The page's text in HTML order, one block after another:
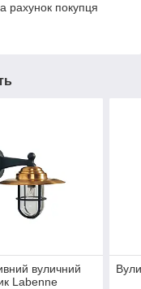
рахунок покупця
вуличний
Labenne